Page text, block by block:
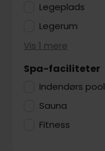
Legeplads
Legerum
Vis 1 mere
Spa-faciliteter
Indendørs pool
Sauna
Fitness